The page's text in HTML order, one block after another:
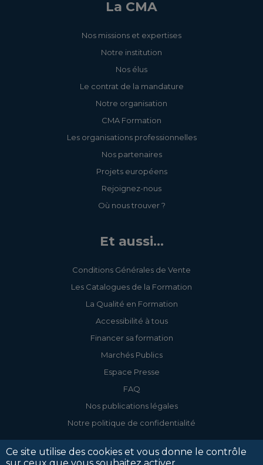
La CMA
Nos missions et expertises
Notre institution
Nos élus
Le contrat de la mandature
Notre organisation
CMA Formation
Les organisations professionnelles
Nos partenaires
Projets européens
Rejoignez-nous
Où nous trouver ?
Et aussi...
Conditions Générales de Vente
Les Catalogues de la Formation
La Qualité en Formation
Accessibilité à tous
Financer sa formation
Marchés Publics
Espace Presse
FAQ
Nos publications légales
Notre politique de confidentialité
Ce site utilise des cookies et vous donne le contrôle